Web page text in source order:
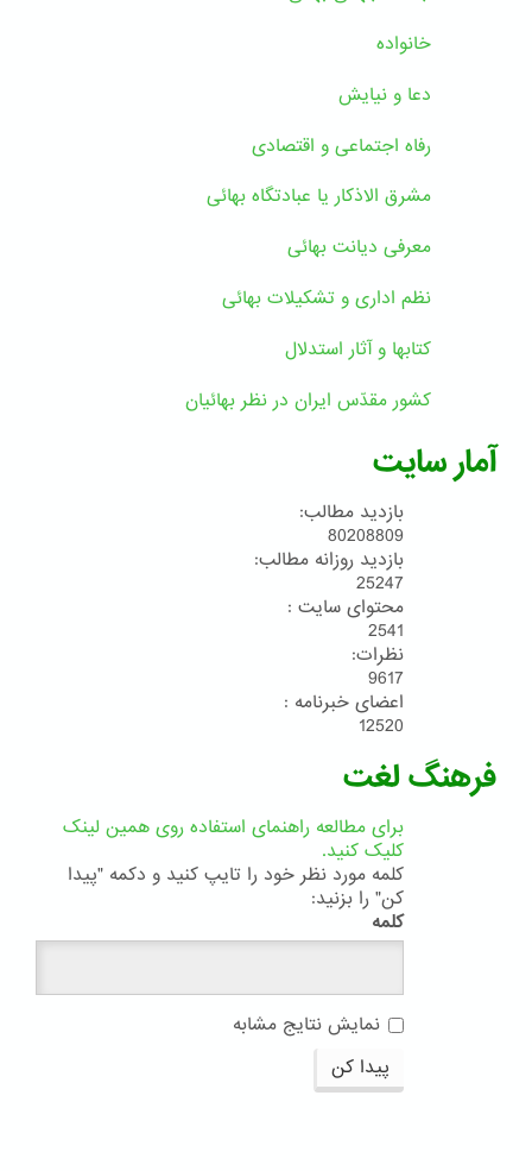
خانواده
دعا و نیایش
رفاه اجتماعی و اقتصادی
مشرق الاذکار یا عبادتگاه بهائی
معرفی دیانت بهائی
نظم اداری و تشکیلات بهائی
کتابها و آثار استدلال
کشور مقدّس ایران در نظر بهائیان
آمار سایت
بازدید مطالب:
80208809
بازدید روزانه مطالب:
25247
محتوای سایت :
2541
نظرات:
9617
اعضای خبرنامه :
12520
فرهنگ لغت
برای مطالعه راهنمای استفاده روی همین لینک
کلیک کنید.
کلمه مورد نظر خود را تایپ کنید و دکمه "پیدا
کن" را بزنید:
کلمه
نمایش نتایج مشابه
پیدا کن